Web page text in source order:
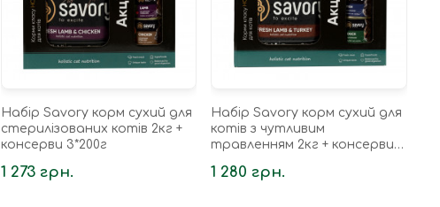
Набір Savory корм сухий для
стерилізованих котів 2кг +
консерви 3*200г
1 273 грн.
Набір Savory корм сухий для
котів з чутливим
травленням 2кг + консерви
1 280 грн.